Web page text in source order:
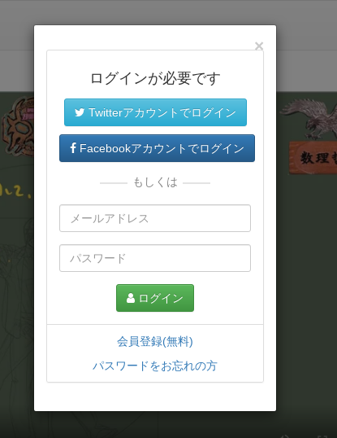
×
ログインが必要です
Twitterアカウントでログイン
Facebookアカウントでログイン
もしくは
ログイン
会員登録(無料)
パスワードをお忘れの方